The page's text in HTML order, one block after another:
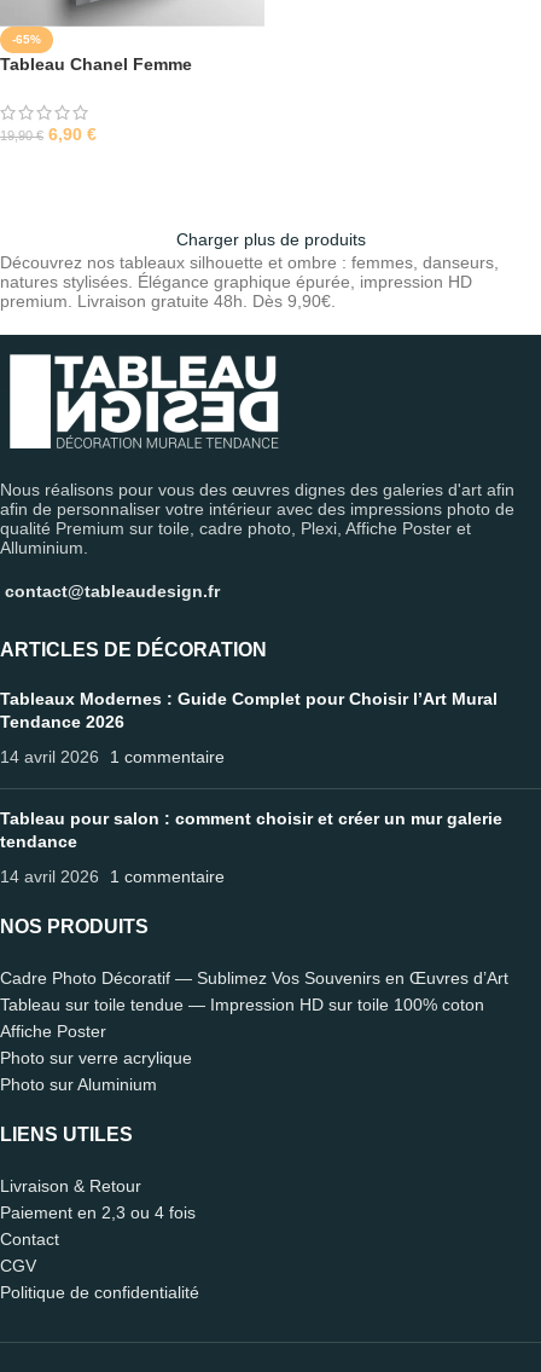
-65%
Tableau Chanel Femme
19,90€ 6,90 €
Charger plus de produits
Découvrez nos tableaux silhouette et ombre : femmes, danseurs,
natures stylisées. Élégance graphique épurée, impression HD
premium. Livraison gratuite 48h. Dès 9,90€.
Nous réalisons pour vous des œuvres dignes des galeries d'art afin
afin de personnaliser votre intérieur avec des impressions photo de
qualité Premium sur toile, cadre photo, Plexi, Affiche Poster et
Alluminium.
contact@tableaudesign.fr
ARTICLES DE DÉCORATION
Tableaux Modernes : Guide Complet pour Choisir l’Art Mural
Tendance 2026
14 avril 2026
1 commentaire
Tableau pour salon : comment choisir et créer un mur galerie
tendance
14 avril 2026
1 commentaire
NOS PRODUITS
Cadre Photo Décoratif — Sublimez Vos Souvenirs en Œuvres d’Art
Tableau sur toile tendue — Impression HD sur toile 100% coton
Affiche Poster
Photo sur verre acrylique
Photo sur Aluminium
LIENS UTILES
Livraison & Retour
Paiement en 2,3 ou 4 fois
Contact
CGV
Politique de confidentialité